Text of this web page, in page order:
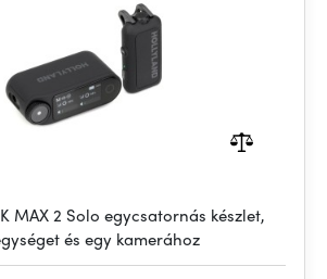
MAX 2 Solo egycsatornás készlet,
és egy kamerához